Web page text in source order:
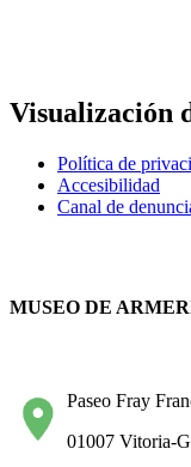
Visualización
Política de
Accesibilidad
Canal de
MUSEO DE
Paseo Fray
01007 Vitoria-